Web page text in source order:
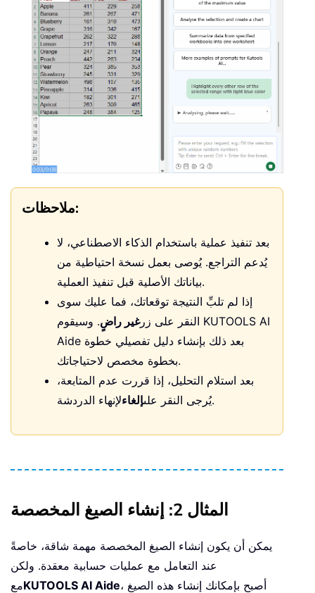
ملاحظات:
بعد تنفيذ عملية باستخدام الذكاء الاصطناعي، لا
يُدعم التراجع. يُوصى بعمل نسخة احتياطية من
بياناتك الأصلية قبل تنفيذ العملية.
إذا لم تلبِّ النتيجة توقعاتك، فما عليك سوى
النقر على زرغير راضٍ. وسيقوم KUTOOLS AI
Aide بعد ذلك بإنشاء دليل تفصيلي خطوة
بخطوة مخصص لاحتياجاتك.
بعد استلام التحليل، إذا قررت عدم المتابعة،
يُرجى النقر علىإلغاء لإنهاء الدردشة.
المثال 2: إنشاء الصيغ المخصصة
يمكن أن يكون إنشاء الصيغ المخصصة مهمة شاقة، خاصةً
عند التعامل مع عمليات حسابية معقدة. ولكن
معKUTOOLS AI Aide، أصبح بإمكانك إنشاء هذه الصيغ